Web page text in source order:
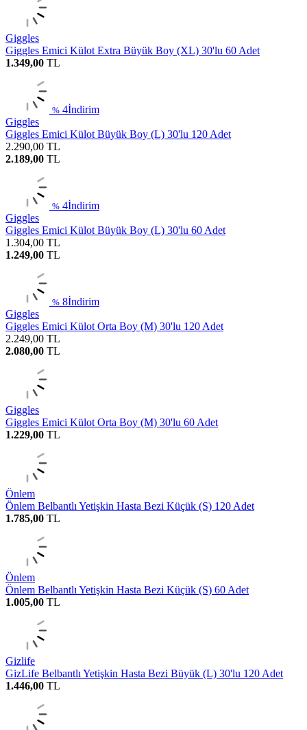
Giggles
Giggles Emici Külot Extra Büyük Boy (XL) 30'lu 60 Adet
1.349,00 TL
% 4İndirim
Giggles
Giggles Emici Külot Büyük Boy (L) 30'lu 120 Adet
2.290,00 TL
2.189,00 TL
% 4İndirim
Giggles
Giggles Emici Külot Büyük Boy (L) 30'lu 60 Adet
1.304,00 TL
1.249,00 TL
% 8İndirim
Giggles
Giggles Emici Külot Orta Boy (M) 30'lu 120 Adet
2.249,00 TL
2.080,00 TL
Giggles
Giggles Emici Külot Orta Boy (M) 30'lu 60 Adet
1.229,00 TL
Önlem
Önlem Belbantlı Yetişkin Hasta Bezi Küçük (S) 120 Adet
1.785,00 TL
Önlem
Önlem Belbantlı Yetişkin Hasta Bezi Küçük (S) 60 Adet
1.005,00 TL
Gizlife
GizLife Belbantlı Yetişkin Hasta Bezi Büyük (L) 30'lu 120 Adet
1.446,00 TL